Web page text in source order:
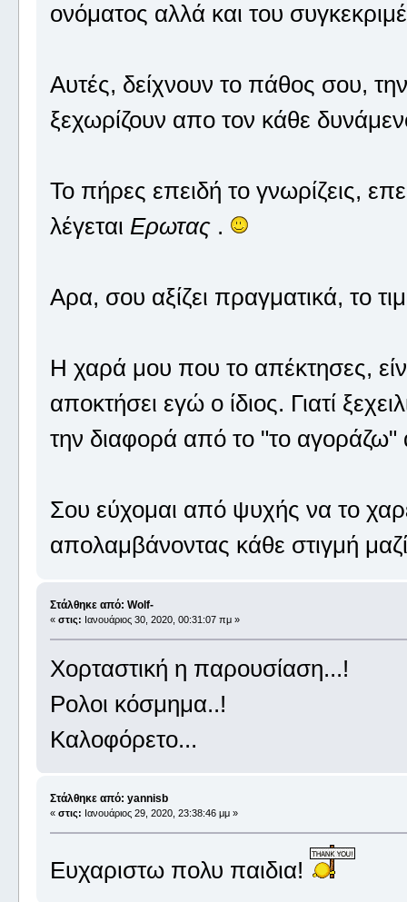
ονόματος αλλά και του
Αυτές, δείχνουν το πάθος σου,
ξεχωρίζουν απο τον κάθε
Το πήρες επειδή το γνωρίζεις,
λέγεται Ερωτας .
Αρα, σου αξίζει πραγματικά, το
Η χαρά μου που το απέκτησες,
αποκτήσει εγώ ο ίδιος. Γιατί
την διαφορά από το "το
Σου εύχομαι από ψυχής να το
απολαμβάνοντας κάθε στιγμή
Στάλθηκε από: Wolf-
« στις: Ιανουάριος 30, 2020, 00:31:07 πμ »
Χορταστική η παρουσίαση...!
Ρολοι κόσμημα..!
Καλοφόρετο...
Στάλθηκε από: yannisb
« στις: Ιανουάριος 29, 2020, 23:38:46 μμ »
Eυχαριστω πολυ παιδια!